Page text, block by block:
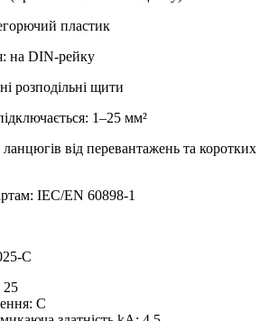
пластик
на DIN-рейку
розподільні щити
1–25 мм²
від перевантажень та коротких
IEC/EN 60898‑1
25
С